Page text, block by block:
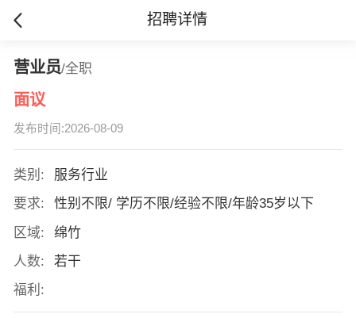
招聘详情
营业员/全职
面议
发布时间:2026-08-09
类别:
服务行业
要求:
性别不限/ 学历不限/经验不限/年龄35岁以下
区域:
绵竹
人数:
若干
福利: